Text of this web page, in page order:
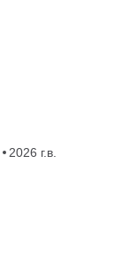
2026 г.в.